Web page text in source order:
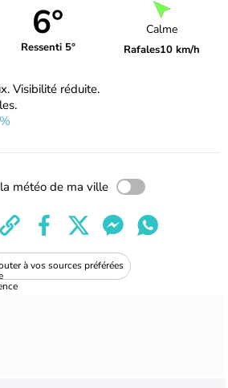
6°
Ressenti 5°
Calme
Rafales10 km/h
Visibilité réduite.
météo de ma ville
à vos sources préférées